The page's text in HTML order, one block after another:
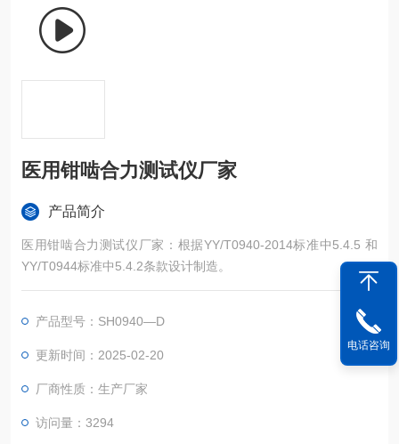
医用钳啮合力测试仪厂家
产品简介
医用钳啮合力测试仪厂家：根据YY/T0940-2014标准中5.4.5 和
YY/T0944标准中5.4.2条款设计制造。
产品型号：SH0940—D
更新时间：2025-02-20
厂商性质：生产厂家
访问量：3294
电话咨询